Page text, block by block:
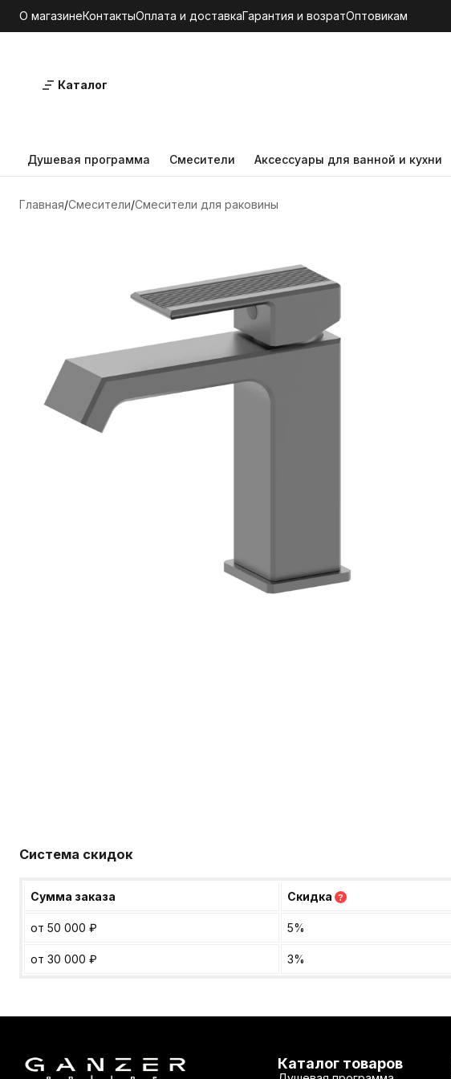
О магазинеКонтактыОплата и доставкаГарантия и возратОптовикам
Каталог
Душевая программа Смесители Аксессуары для ванной и кухни
Главная Смесители Смесители для раковины
Система скидок
Сумма заказа Скидка ?
от 50 000 ₽ 5%
от 30 000 ₽ 3%
Каталог товаров